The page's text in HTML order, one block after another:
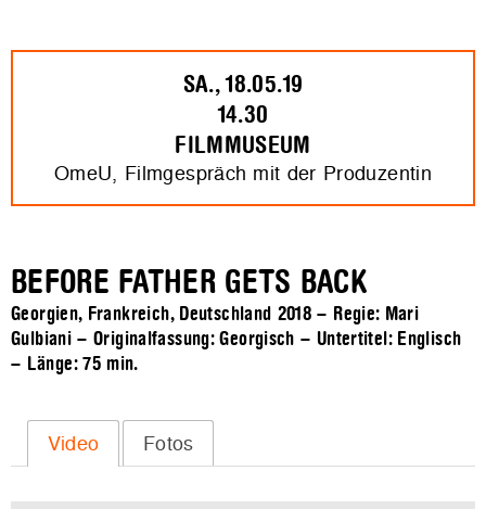
SA., 18.05.19
14.30
FILMMUSEUM
OmeU, Filmgespräch mit der Produzentin
BEFORE FATHER GETS BACK
Georgien, Frankreich, Deutschland 2018 – Regie: Mari
Gulbiani – Originalfassung: Georgisch – Untertitel: Englisch
– Länge:75 min.
Video Fotos